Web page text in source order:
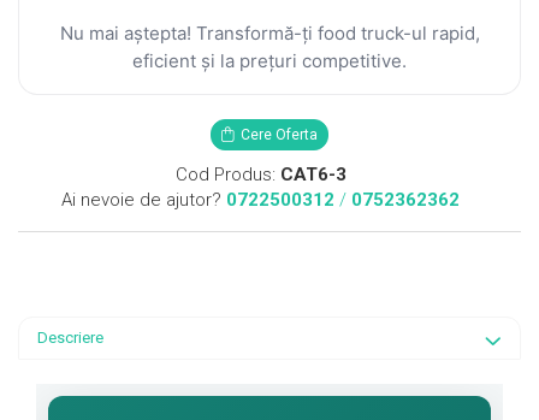
Nu mai aștepta! Transformă-ți food truck-ul rapid,
eficient și la prețuri competitive.
Cere Oferta
Cod Produs: CAT6-3
Ai nevoie de ajutor? 0722500312 / 0752362362
Descriere